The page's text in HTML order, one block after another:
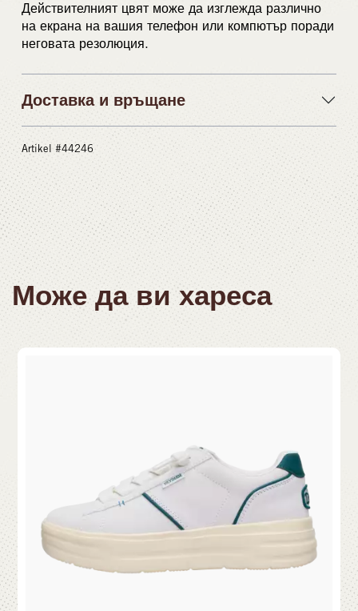
Действителният цвят може да изглежда различно
на екрана на вашия телефон или компютър поради
неговата резолюция.
Доставка и връщане
Artikel #44246
Може да ви хареса